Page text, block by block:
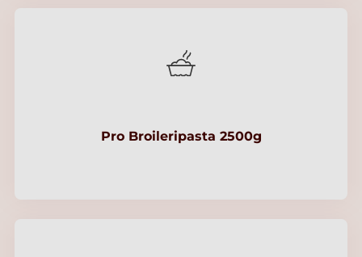
Pro Broileripasta 2500g